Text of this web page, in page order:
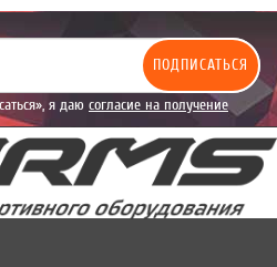
ПОДПИСАТЬСЯ
я даю согласие на получение
характера.